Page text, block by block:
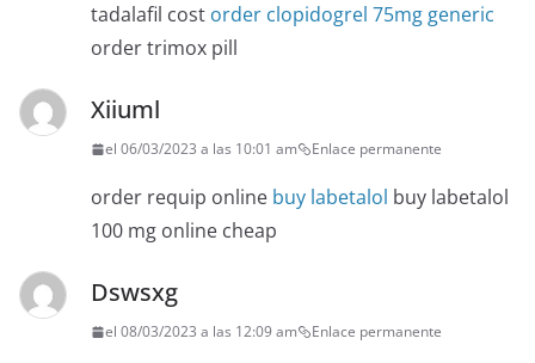
tadalafil cost order clopidogrel 75mg generic
order trimox pill
Xiiuml
el 06/03/2023 a las 10:01 am Enlace permanente
order requip online buy labetalol buy labetalol
100 mg online cheap
Dswsxg
el 08/03/2023 a las 12:09 am Enlace permanente